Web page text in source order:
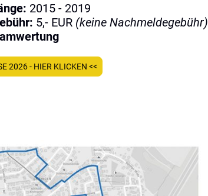
2015 - 2019
5,- EUR (keine Nachmeldegebühr)
2026 - HIER KLICKEN <<